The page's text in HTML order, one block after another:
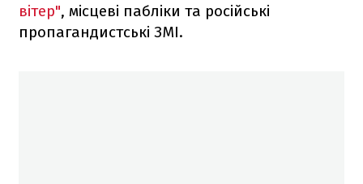
вітер", місцеві пабліки та російські
пропагандистські ЗМІ.